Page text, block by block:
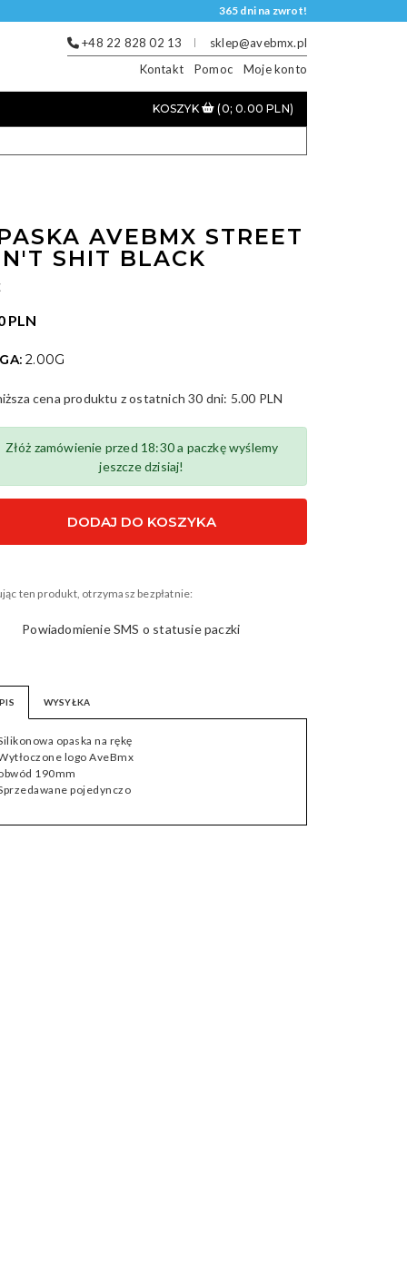
365 dni na zwrot!
+48 22 828 02 13
sklep@avebmx.pl
Kontakt
Pomoc Moje konto
KOSZYK (0; 0.00 PLN)
AVEBMX STREET
SHIT BLACK
PLN
2.00G
cena produktu z ostatnich 30 dni: 5.00 PLN
Złóż zamówienie przed 18:30 a paczkę wyślemy
jeszcze dzisiaj!
DODAJ DO KOSZYKA
ten produkt, otrzymasz bezpłatnie:
Powiadomienie SMS o statusie paczki
WYSYŁKA
opaska na rękę
logo AveBmx
190mm
pojedynczo